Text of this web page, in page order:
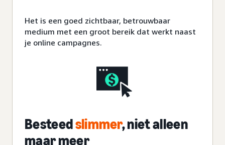
Het is een goed zichtbaar, betrouwbaar
medium met een groot bereik dat werkt naast
je online campagnes.
Besteedslimmer, niet alleen
maar meer